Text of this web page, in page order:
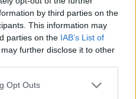
by third parties on the
This information may
parties on the IAB’s List of
further disclose it to other
Opt Outs